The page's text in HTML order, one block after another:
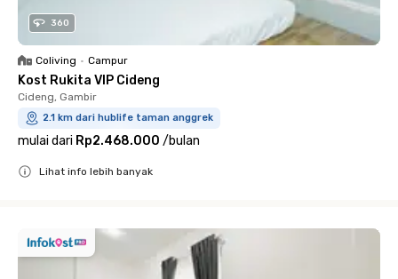
360
Coliving • Campur
Kost Rukita VIP Cideng
Cideng, Gambir
2.1 km dari hublife taman anggrek
mulai dari Rp2.468.000 /bulan
Lihat info lebih banyak